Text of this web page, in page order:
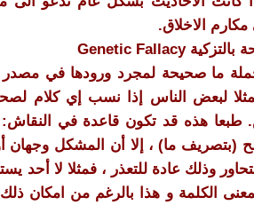
الاخلاق.
ما صحيحة لمجرد ورودها في
لبعض الناس إذا نسب إي كلام
طبعا هذه قد تكون قاعدة في
(بتصريف ما) ، إلا أن المشكل وجهان
وذلك عادة للتعذر ، فمثلا لا
الكلمة و هذا بالرغم من امكان